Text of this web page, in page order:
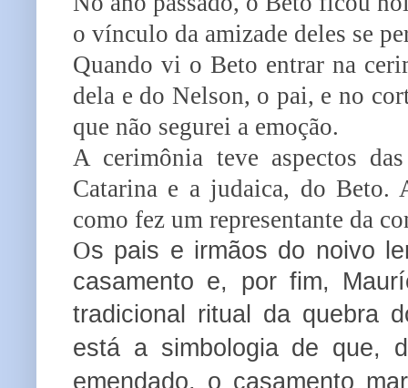
o vínculo da amizade deles se
Quando vi o Beto entrar na
dela e do Nelson, o pai, e no
que não segurei a emoção.
A cerimônia teve aspectos
Catarina e a judaica, do Beto.
como fez um representante da
Os pais e irmãos do noivo
casamento e, por fim,
tradicional ritual da quebra
está a simbologia de que,
emendado, o casamento